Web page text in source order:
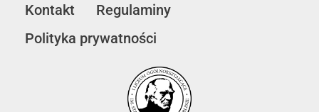
Kontakt
Regulaminy
Polityka prywatności